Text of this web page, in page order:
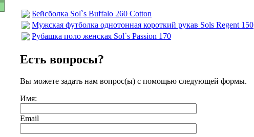
Бейсболка Sol`s Buffalo 260 Cotton
Мужская футболка однотонная короткий рукав Sols Regent 150
Рубашка поло женская Sol`s Passion 170
Есть вопросы?
Вы можете задать нам вопрос(ы) с помощью следующей формы.
Имя:
Email